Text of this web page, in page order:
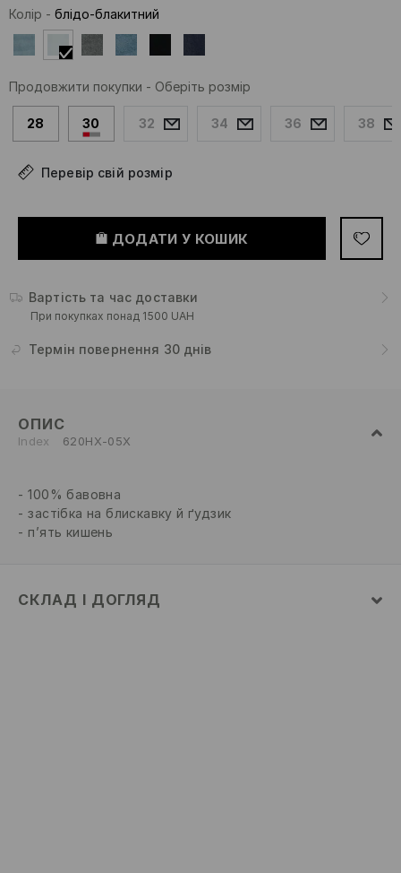
Колір - блідо-блакитний
Продовжити покупки - Оберіть розмір
28 30 32 34 36 38
Перевір свій розмір
ДОДАТИ У КОШИК
Вартість та час доставки
При покупках понад 1500 UAH
Термін повернення 30 днів
ОПИС
Index 620HX-05X
100% бавовна
застібка на блискавку й ґудзик
п’ять кишень
СКЛАД І ДОГЛЯД